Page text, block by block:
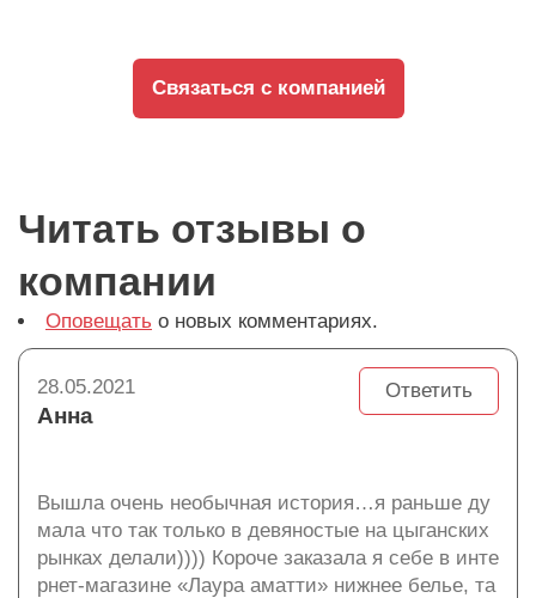
Связаться с компанией
Читать отзывы о
компании
Оповещать о новых комментариях.
Ответить
28.05.2021
Анна
Вышла очень необычная история…я раньше ду
мала что так только в девяностые на цыганских
рынках делали)))) Короче заказала я себе в инте
рнет-магазине «Лаура аматти» нижнее белье, та